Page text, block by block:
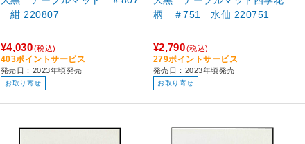
紺 220807
¥4,030(税込)
403ポイントサービス
発売日：2023年頃発売
お取り寄せ
柄 ＃751 水仙 220751
¥2,790(税込)
279ポイントサービス
発売日：2023年頃発売
お取り寄せ